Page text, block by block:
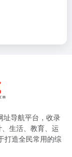
址导航平台，收录
生活、教育、运
打造全民常用的综